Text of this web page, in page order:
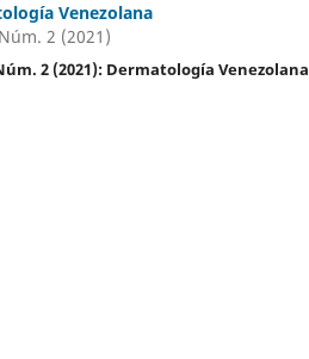
Venezolana
2 (2021)
2 (2021): Dermatología Venezolana